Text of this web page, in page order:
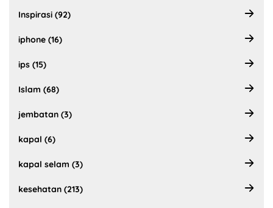
Inspirasi (92)
iphone (16)
ips (15)
Islam (68)
jembatan (3)
kapal (6)
kapal selam (3)
kesehatan (213)